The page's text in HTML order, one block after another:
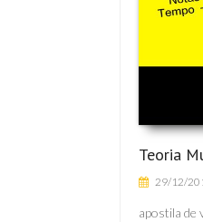
Teoria
29/12/
apostila de